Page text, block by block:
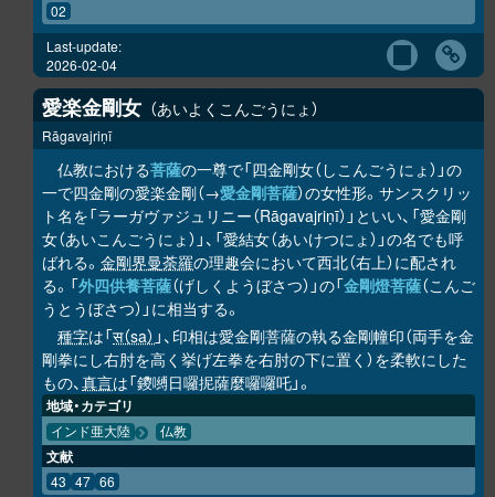
02
Last-update:
2026-02-04
愛楽金剛女 あいよくこんごうにょ
Rāgavajriṇī
仏教における菩薩の一尊で「四金剛女（しこんごうにょ）」の
一で四金剛の愛楽金剛（→愛金剛菩薩）の女性形。サンスクリッ
ト名を「ラーガヴァジュリニー（Rāgavajriṇī）」といい、「愛金剛
女（あいこんごうにょ）」、「愛結女（あいけつにょ）」の名でも呼
ばれる。 金剛界曼荼羅の理趣会において西北（右上）に配され
る。「外四供養菩薩（げしくようぼさつ）」の「金剛燈菩薩（こんご
うとうぼさつ）」に相当する。
種字は「स（sa） 」、印相は愛金剛菩薩の執る金剛幢印（両手を金
剛拳にし右肘を高く挙げ左拳を右肘の下に置く）を柔軟にした
もの、真言は「鑁嚩日囉抳薩麼囉囉吒」。
地域・カテゴリ
インド亜大陸 仏教
文献
43 47 66